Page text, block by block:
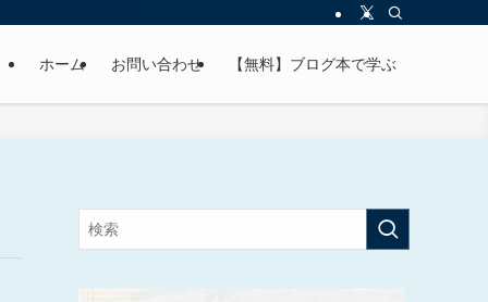
ホーム お問い合わせ 【無料】ブログ本で学ぶ